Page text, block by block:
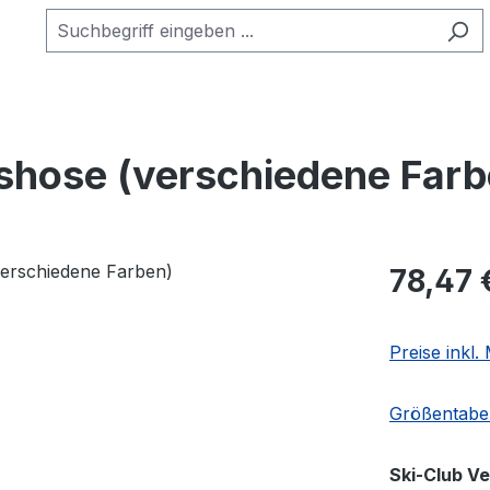
(verschiedene
Regulärer
78,47
Preise inkl.
Ski-Club